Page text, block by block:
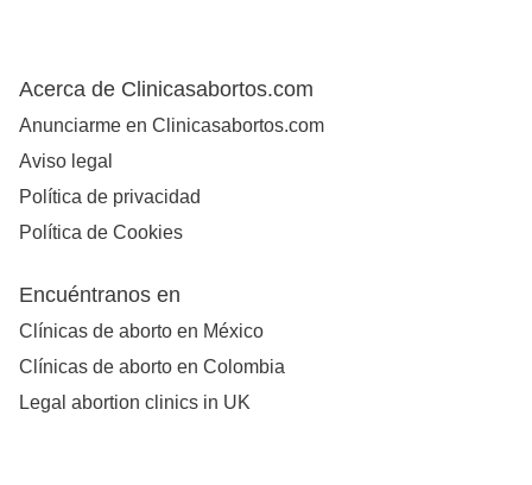
Acerca de Clinicasabortos.com
Anunciarme en Clinicasabortos.com
Aviso legal
Política de privacidad
Política de Cookies
Encuéntranos en
Clínicas de aborto en México
Clínicas de aborto en Colombia
Legal abortion clinics in UK